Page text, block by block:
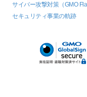
サイバー攻撃対策（GMO
セキュリティ事業の軌跡